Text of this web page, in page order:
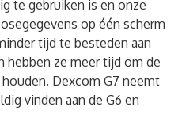
te gebruiken is en onze
op één scherm
tijd te besteden aan
hebben ze meer tijd om de
Dexcom G7 neemt
vinden aan de G6 en